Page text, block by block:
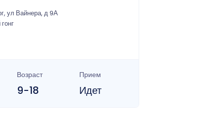
ул Вайнера, д 9А
Возраст
9-18
Прием
Идет